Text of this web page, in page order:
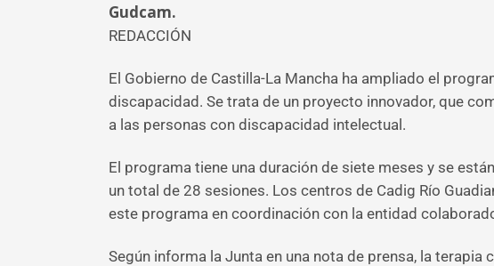
Gudcam.
REDACCIÓN
El Gobierno de Castilla-La Mancha ha ampliado el
discapacidad. Se trata de un proyecto innovador, que
a las personas con discapacidad intelectual.
El programa tiene una duración de siete meses y se
un total de 28 sesiones. Los centros de Cadig Río
este programa en coordinación con la entidad
Según informa la Junta en una nota de prensa, la